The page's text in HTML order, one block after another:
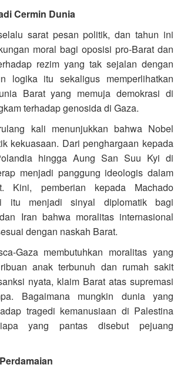
Cermin Dunia
sarat pesan politik, dan tahun ini
moral bagi oposisi pro-Barat dan
rezim yang tak sejalan dengan
logika itu sekaligus memperlihatkan
Barat yang memuja demokrasi di
terhadap genosida di Gaza.
kali menunjukkan bahwa Nobel
kekuasaan. Dari penghargaan kepada
hingga Aung San Suu Kyi di
menjadi panggung ideologis dalam
Kini, pemberian kepada Machado
itu menjadi sinyal diplomatik bagi
Iran bahwa moralitas internasional
dengan naskah Barat.
Gaza membutuhkan moralitas yang
anak terbunuh dan rumah sakit
nyata, klaim Barat atas supremasi
Bagaimana mungkin dunia yang
tragedi kemanusiaan di Palestina
yang pantas disebut pejuang